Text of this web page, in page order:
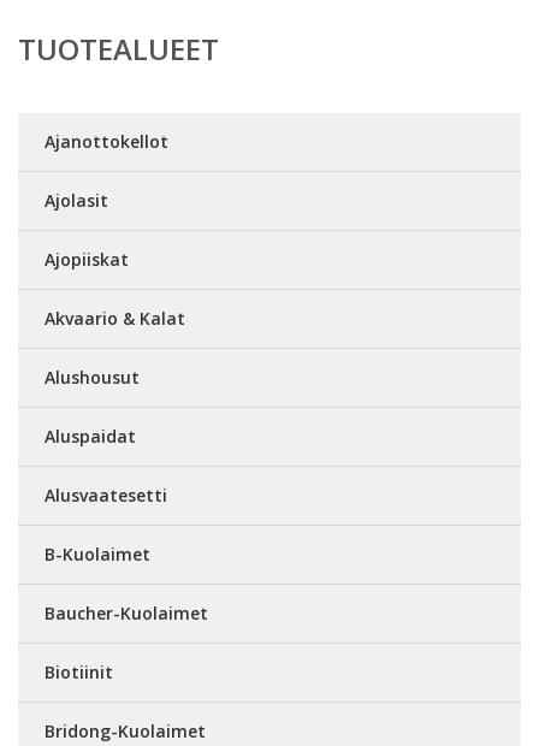
TUOTEALUEET
Ajanottokellot
Ajolasit
Ajopiiskat
Akvaario & Kalat
Alushousut
Aluspaidat
Alusvaatesetti
B-Kuolaimet
Baucher-Kuolaimet
Biotiinit
Bridong-Kuolaimet